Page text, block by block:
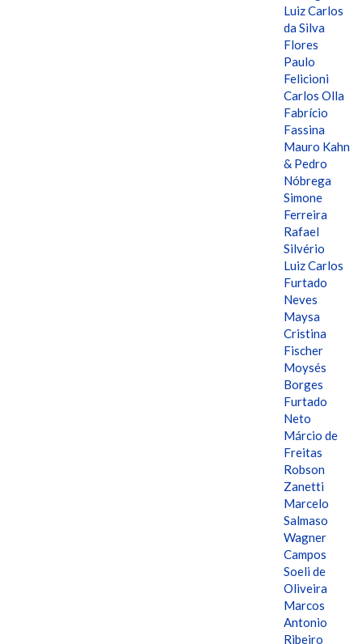
Luiz Carlos
da Silva
Flores
Paulo
Felicioni
Carlos Olla
Fabrício
Fassina
Mauro Kahn
& Pedro
Nóbrega
Simone
Ferreira
Rafael
Silvério
Luiz Carlos
Furtado
Neves
Maysa
Cristina
Fischer
Moysés
Borges
Furtado
Neto
Márcio de
Freitas
Robson
Zanetti
Marcelo
Salmaso
Wagner
Campos
Soeli de
Oliveira
Marcos
Antonio
Ribeiro